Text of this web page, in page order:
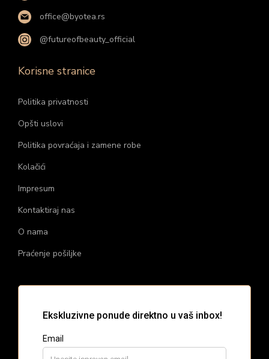
office@byotea.rs
@futureofbeauty_official
Korisne stranice
Politika privatnosti
Opšti uslovi
Politika povraćaja i zamene robe
Kolačići
Impresum
Kontaktiraj nas
O nama
Praćenje pošiljke